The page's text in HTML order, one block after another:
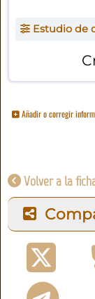
Estudio de
Añadir o corregir
Volver a la